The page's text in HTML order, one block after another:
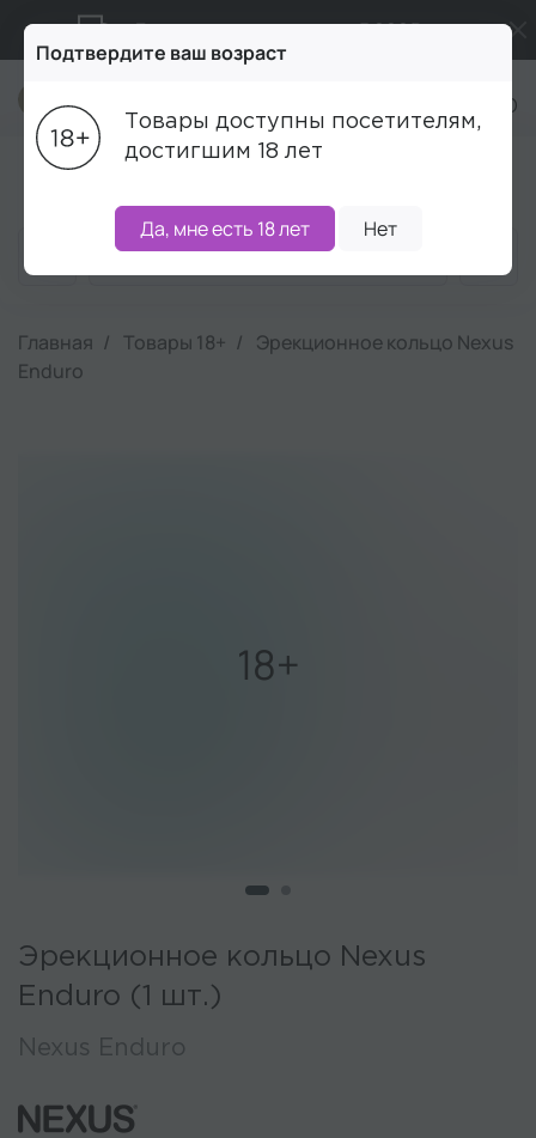
Бесплатная доставка от 5 000₽
Подарки в каждый заказ от 5 000₽
+7 (495) 215-16-00
Блог Акции Бренды
Главная Товары 18+
Эрекционное кольцо Nexus
Enduro
Эрекционное кольцо Nexus
Enduro (1 шт.)
Nexus Enduro
Подтвердите ваш возраст
Товары доступны посетителям,
достигшим 18 лет
Да, мне есть 18 лет Нет